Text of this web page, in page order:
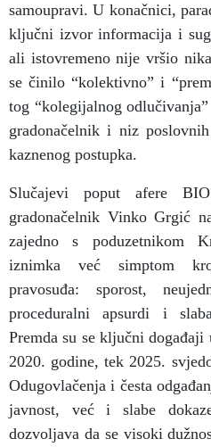
samoupravi. U konačnici,
ključni izvor informacija i
ali istovremeno nije vršio
se činilo “kolektivno” i
tog “kolegijalnog
gradonačelnik i niz
kaznenog postupka.
Slučajevi poput afere
gradonačelnik Vinko Grgić
zajedno s poduzetnikom
iznimka već simptom
pravosuđa: sporost,
proceduralni apsurdi i
Premda su se ključni
2020. godine, tek 2025.
Odugovlačenja i česta
javnost, već i slabe
dozvoljava da se visoki